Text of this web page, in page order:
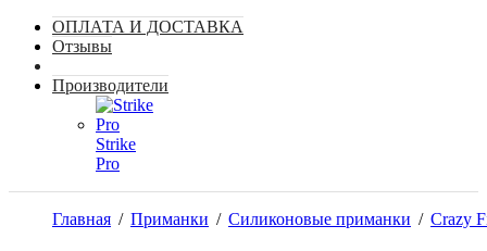
ОПЛАТА И ДОСТАВКА
Отзывы
Производители
Strike
Pro
Главная / Приманки / Силиконовые приманки / Crazy